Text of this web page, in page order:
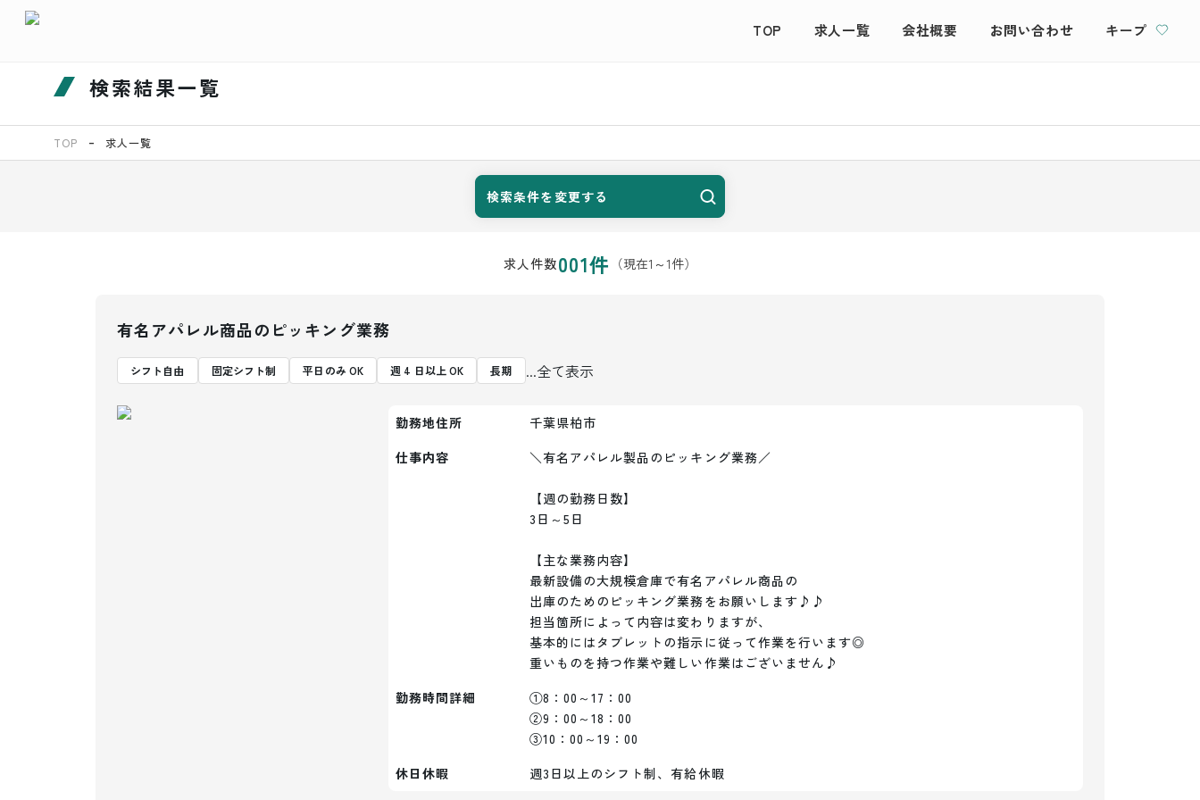
TOP 求人一覧 会社概要 お問い合わせ キープ
検索結果一覧
TOP 求人一覧
検索条件を変更する
求人件数001件 （現在1 ～1件）
有名アパレル商品のピッキング業務
シフト自由 固定シフト制 平日のみ OK 週 4 日以上 OK 長期 ...全て表示
勤務地住所
千葉県柏市
仕事内容
＼有名アパレル製品のピッキング業務／
【週の勤務日数】
3日～5日
【主な業務内容】
最新設備の大規模倉庫で有名アパレル商品の
出庫のためのピッキング業務をお願いします♪♪
担当箇所によって内容は変わりますが、
基本的にはタブレットの指示に従って作業を行います◎
重いものを持つ作業や難しい作業はございません♪
勤務時間詳細
①8：00～17：00
②9：00～18：00
③10：00～19：00
休日休暇
週3日以上のシフト制、有給休暇